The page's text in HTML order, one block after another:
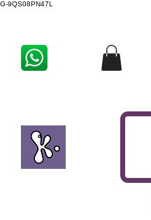
G-9QS08PN47L